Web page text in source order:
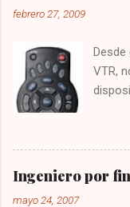
febrero 27, 2009
Desde
VTR,
algo
en
una
Ingeniero por fin
mayo 24, 2007